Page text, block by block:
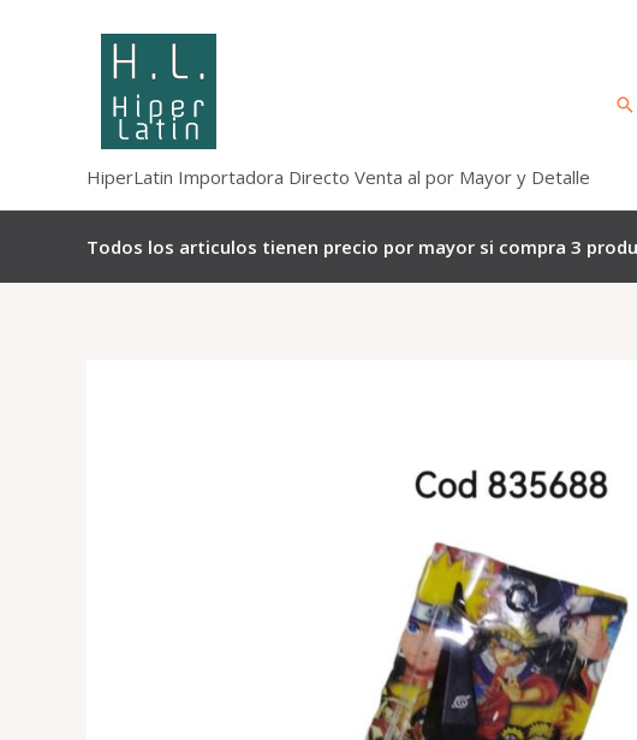
HiperLatin Importadora Directo Venta al por Mayor y Detalle
Todos los articulos tienen precio por mayor si compra 3